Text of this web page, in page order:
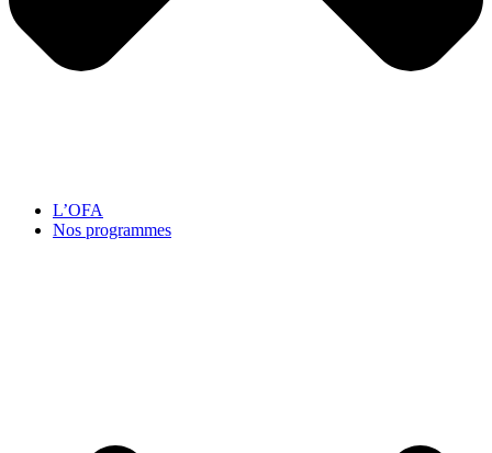
L’OFA
Nos programmes